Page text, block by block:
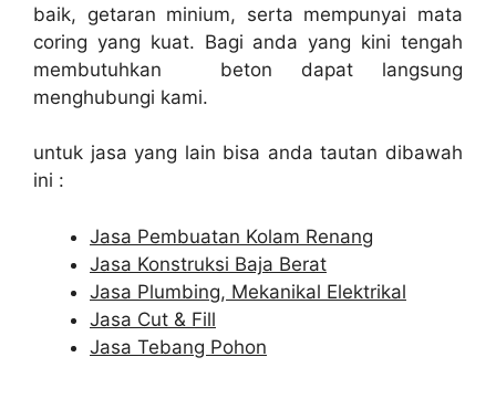
baik, getaran minium, serta mempunyai mata
coring yang kuat. Bagi anda yang kini tengah
membutuhkan beton dapat langsung
menghubungi kami.
untuk jasa yang lain bisa anda tautan dibawah
ini :
Jasa Pembuatan Kolam Renang
Jasa Konstruksi Baja Berat
Jasa Plumbing, Mekanikal Elektrikal
Jasa Cut & Fill
Jasa Tebang Pohon